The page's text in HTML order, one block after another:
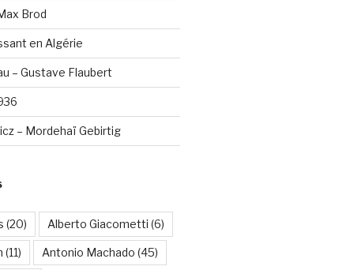
Brod
en Algérie
– Gustave Flaubert
– Mordehaï Gebirtig
(20) Alberto Giacometti (6)
(11) Antonio Machado (45)